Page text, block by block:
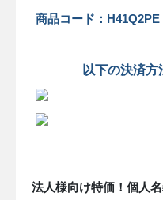
商品コード：H41Q2PE
以下の決済方
法人様向け特価！個人